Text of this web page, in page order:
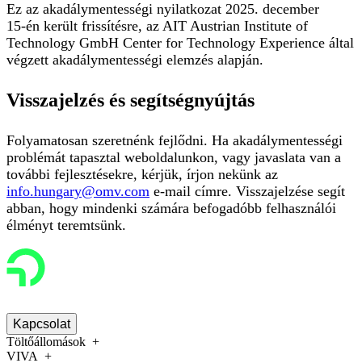
Ez az akadálymentességi nyilatkozat 2025. december
15‑én került frissítésre, az AIT Austrian Institute of
Technology GmbH Center for Technology Experience által
végzett akadálymentességi elemzés alapján.
Visszajelzés és segítségnyújtás
Folyamatosan szeretnénk fejlődni. Ha akadálymentességi
problémát tapasztal weboldalunkon, vagy javaslata van a
további fejlesztésekre, kérjük, írjon nekünk az
info.hungary@omv.com e-mail címre. Visszajelzése segít
abban, hogy mindenki számára befogadóbb felhasználói
élményt teremtsünk.
Kapcsolat
Töltőállomások
VIVA